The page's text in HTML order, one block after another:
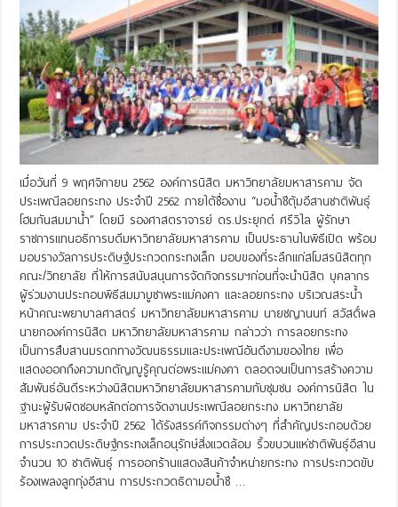
เมื่อวันที่ 9 พฤศจิกายน 2562 องค์การนิสิต มหาวิทยาลัยมหาสารคาม จัด
ประเพณีลอยกระทง ประจำปี 2562 ภายใต้ชื่องาน “มอน้ำชีตุ้มอีสานชาติพันธุ์
โฮมกันสมมาน้ำ” โดยมี รองศาสตราจารย์ ดร.ประยุกต์ ศรีวิไล ผู้รักษา
ราชการแทนอธิการบดีมหาวิทยาลัยมหาสารคาม เป็นประธานในพิธีเปิด พร้อม
มอบรางวัลการประดิษฐ์ประกวดกระทงเล็ก มอบของที่ระลึกแก่สโมสรนิสิตทุก
คณะ/วิทยาลัย ที่ให้การสนับสนุนการจัดกิจกรรมฯก่อนที่จะนำนิสิต บุคลากร
ผู้ร่วมงานประกอบพิธีสมมาบูชาพระแม่คงคา และลอยกระทง บริเวณสระน้ำ
หน้าคณะพยาบาลศาสตร์ มหาวิทยาลัยมหาสารคาม นายชญานนท์ สวัสดิ์ผล
นายกองค์การนิสิต มหาวิทยาลัยมหาสารคาม กล่าวว่า การลอยกระทง
เป็นการสืบสานมรดกทางวัฒนธรรมและประเพณีอันดีงามของไทย เพื่อ
แสดงออกถึงความกตัญญูรู้คุณต่อพระแม่คงคา ตลอดจนเป็นการสร้างความ
สัมพันธ์อันดีระหว่างนิสิตมหาวิทยาลัยมหาสารคามกับชุมชน องค์การนิสิต ใน
ฐานะผู้รับผิดชอบหลักต่อการจัดงานประเพณีลอยกระทง มหาวิทยาลัย
มหาสารคาม ประจำปี 2562 ได้รังสรรค์กิจกรรมต่างๆ ที่สำคัญประกอบด้วย
การประกวดประดิษฐ์กระทงเล็กอนุรักษ์สิ่งแวดล้อม ริ้วขบวนแห่ชาติพันธุ์อีสาน
จำนวน 10 ชาติพันธุ์ การออกร้านแสดงสินค้าจำหน่ายกระทง การประกวดขับ
ร้องเพลงลูกทุ่งอีสาน การประกวดธิดามอน้ำชี …